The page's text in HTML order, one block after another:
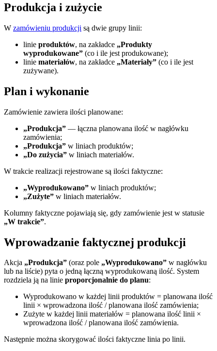
Produkcja i zużycie
W zamówieniu produkcji są dwie grupy linii:
linie produktów, na zakładce „Produkty
wyprodukowane” (co i ile jest produkowane);
linie materiałów, na zakładce „Materiały” (co i ile jest
zużywane).
Plan i wykonanie
Zamówienie zawiera ilości planowane:
„Produkcja” — łączna planowana ilość w nagłówku
zamówienia;
„Produkcja” w liniach produktów;
„Do zużycia” w liniach materiałów.
W trakcie realizacji rejestrowane są ilości faktyczne:
„Wyprodukowano” w liniach produktów;
„Zużyte” w liniach materiałów.
Kolumny faktyczne pojawiają się, gdy zamówienie jest w statusie
„W trakcie”.
Wprowadzanie faktycznej produkcji
Akcja „Produkcja” (oraz pole „Wyprodukowano” w nagłówku
lub na liście) pyta o jedną łączną wyprodukowaną ilość. System
rozdziela ją na linie proporcjonalnie do planu:
Wyprodukowano w każdej linii produktów = planowana ilość
linii × wprowadzona ilość / planowana ilość zamówienia;
Zużyte w każdej linii materiałów = planowana ilość linii ×
wprowadzona ilość / planowana ilość zamówienia.
Następnie można skorygować ilości faktyczne linia po linii.